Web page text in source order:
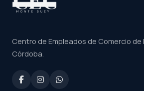
Centro de Empleados de Comercio de
Córdoba.